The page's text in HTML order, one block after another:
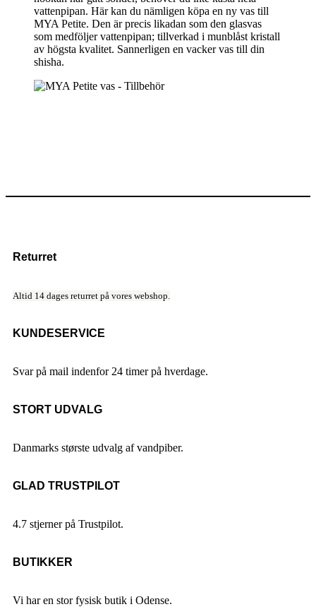
vattenpipan. Här kan du nämligen köpa en ny vas till
MYA Petite. Den är precis likadan som den glasvas
som medföljer vattenpipan; tillverkad i munblåst kristall
av högsta kvalitet. Sannerligen en vacker vas till din
shisha.
Returret
Altid 14 dages returret på vores webshop.
KUNDESERVICE
Svar på mail indenfor 24 timer på hverdage.
STORT UDVALG
Danmarks største udvalg af vandpiber.
GLAD TRUSTPILOT
4.7 stjerner på Trustpilot.
BUTIKKER
Vi har en stor fysisk butik i Odense.